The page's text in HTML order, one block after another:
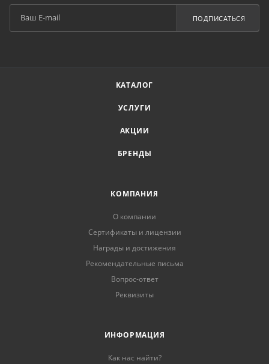
ПОДПИСАТЬСЯ
КАТАЛОГ
УСЛУГИ
АКЦИИ
БРЕНДЫ
КОМПАНИЯ
О компании
Сертификаты и лицензии
Награды и достижения
Рекомендательные письма
Вопрос-ответ
Реквизиты
ИНФОРМАЦИЯ
Как нас найти?